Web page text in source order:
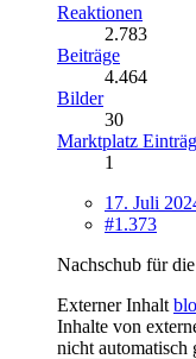
Reaktionen
2.783
Beiträge
4.464
Bilder
30
Marktplatz
1
17. Juli
#1.373
Nachschub für
Externer Inhalt
Inhalte von
nicht automatisch